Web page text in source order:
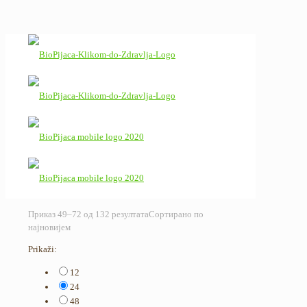
Приказ 49–72 од 132 резултатаСортирано по
најновијем
Prikaži:
12
24
48